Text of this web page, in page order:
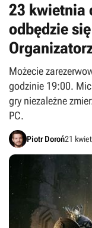
23 kwietnia
odbędzie
Możecie
godzinie 19:00.
gry niezależne
PC.
Piotr Doroń21